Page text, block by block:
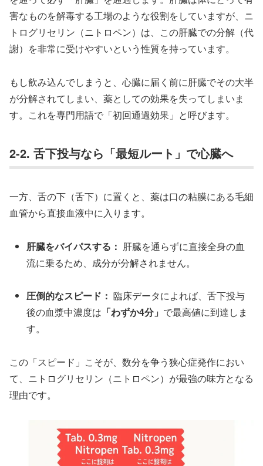
害なものを解毒する工場のような役割をしていますが、ニ
トログリセリン（ニトロペン）は、この肝臓での分解（代
謝）を非常に受けやすいという性質を持っています。
もし飲み込んでしまうと、心臓に届く前に肝臓でその大半
が分解されてしまい、薬としての効果を失ってしまいま
す。これを専門用語で「初回通過効果」と呼びます。
2-2. 舌下投与なら「最短ルート」で心臓へ
一方、舌の下（舌下）に置くと、薬は口の粘膜にある毛細
血管から直接血液中に入ります。
肝臓をバイパスする： 肝臓を通らずに直接全身の血
流に乗るため、成分が分解されません。
圧倒的なスピード： 臨床データによれば、舌下投与
後の血漿中濃度は 「わずか4分」 で最高値に到達しま
す。
この「スピード」こそが、数分を争う狭心症発作におい
て、ニトログリセリン（ニトロペン）が最強の味方となる
理由です。